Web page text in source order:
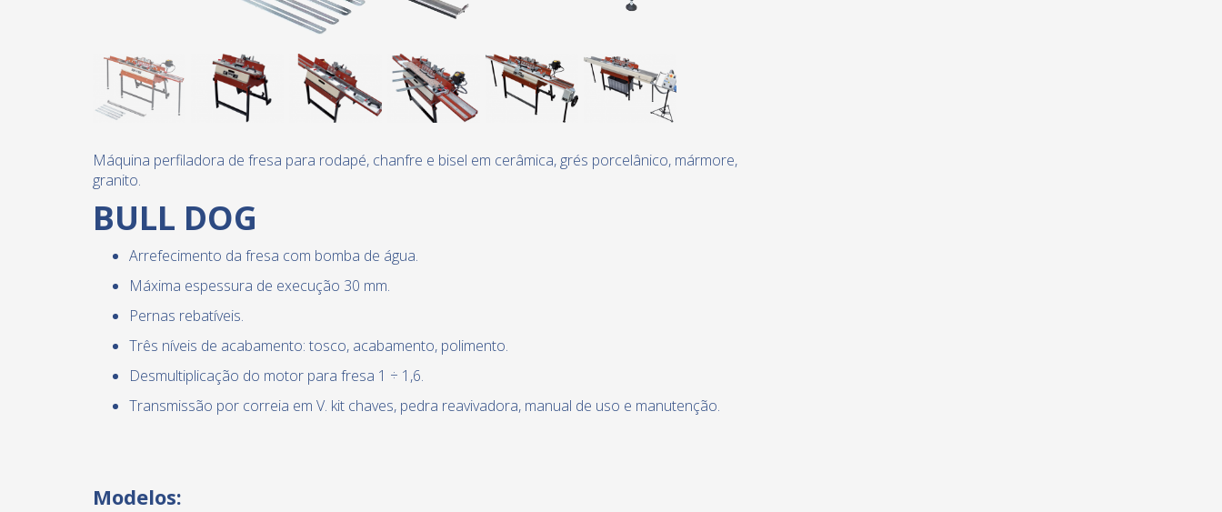
Máquina perfiladora de fresa para rodapé, chanfre e bisel em cerâmica, grés porcelânico, mármore,
granito.
BULL DOG
Arrefecimento da fresa com bomba de água.
Máxima espessura de execução 30 mm.
Pernas rebatíveis.
Três níveis de acabamento: tosco, acabamento, polimento.
Desmultiplicação do motor para fresa 1 ÷ 1,6.
Transmissão por correia em V. kit chaves, pedra reavivadora, manual de uso e manutenção.
Modelos: